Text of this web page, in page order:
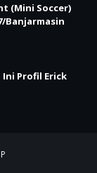
(Mini Soccer)
Banjarmasin
Ini Profil Erick